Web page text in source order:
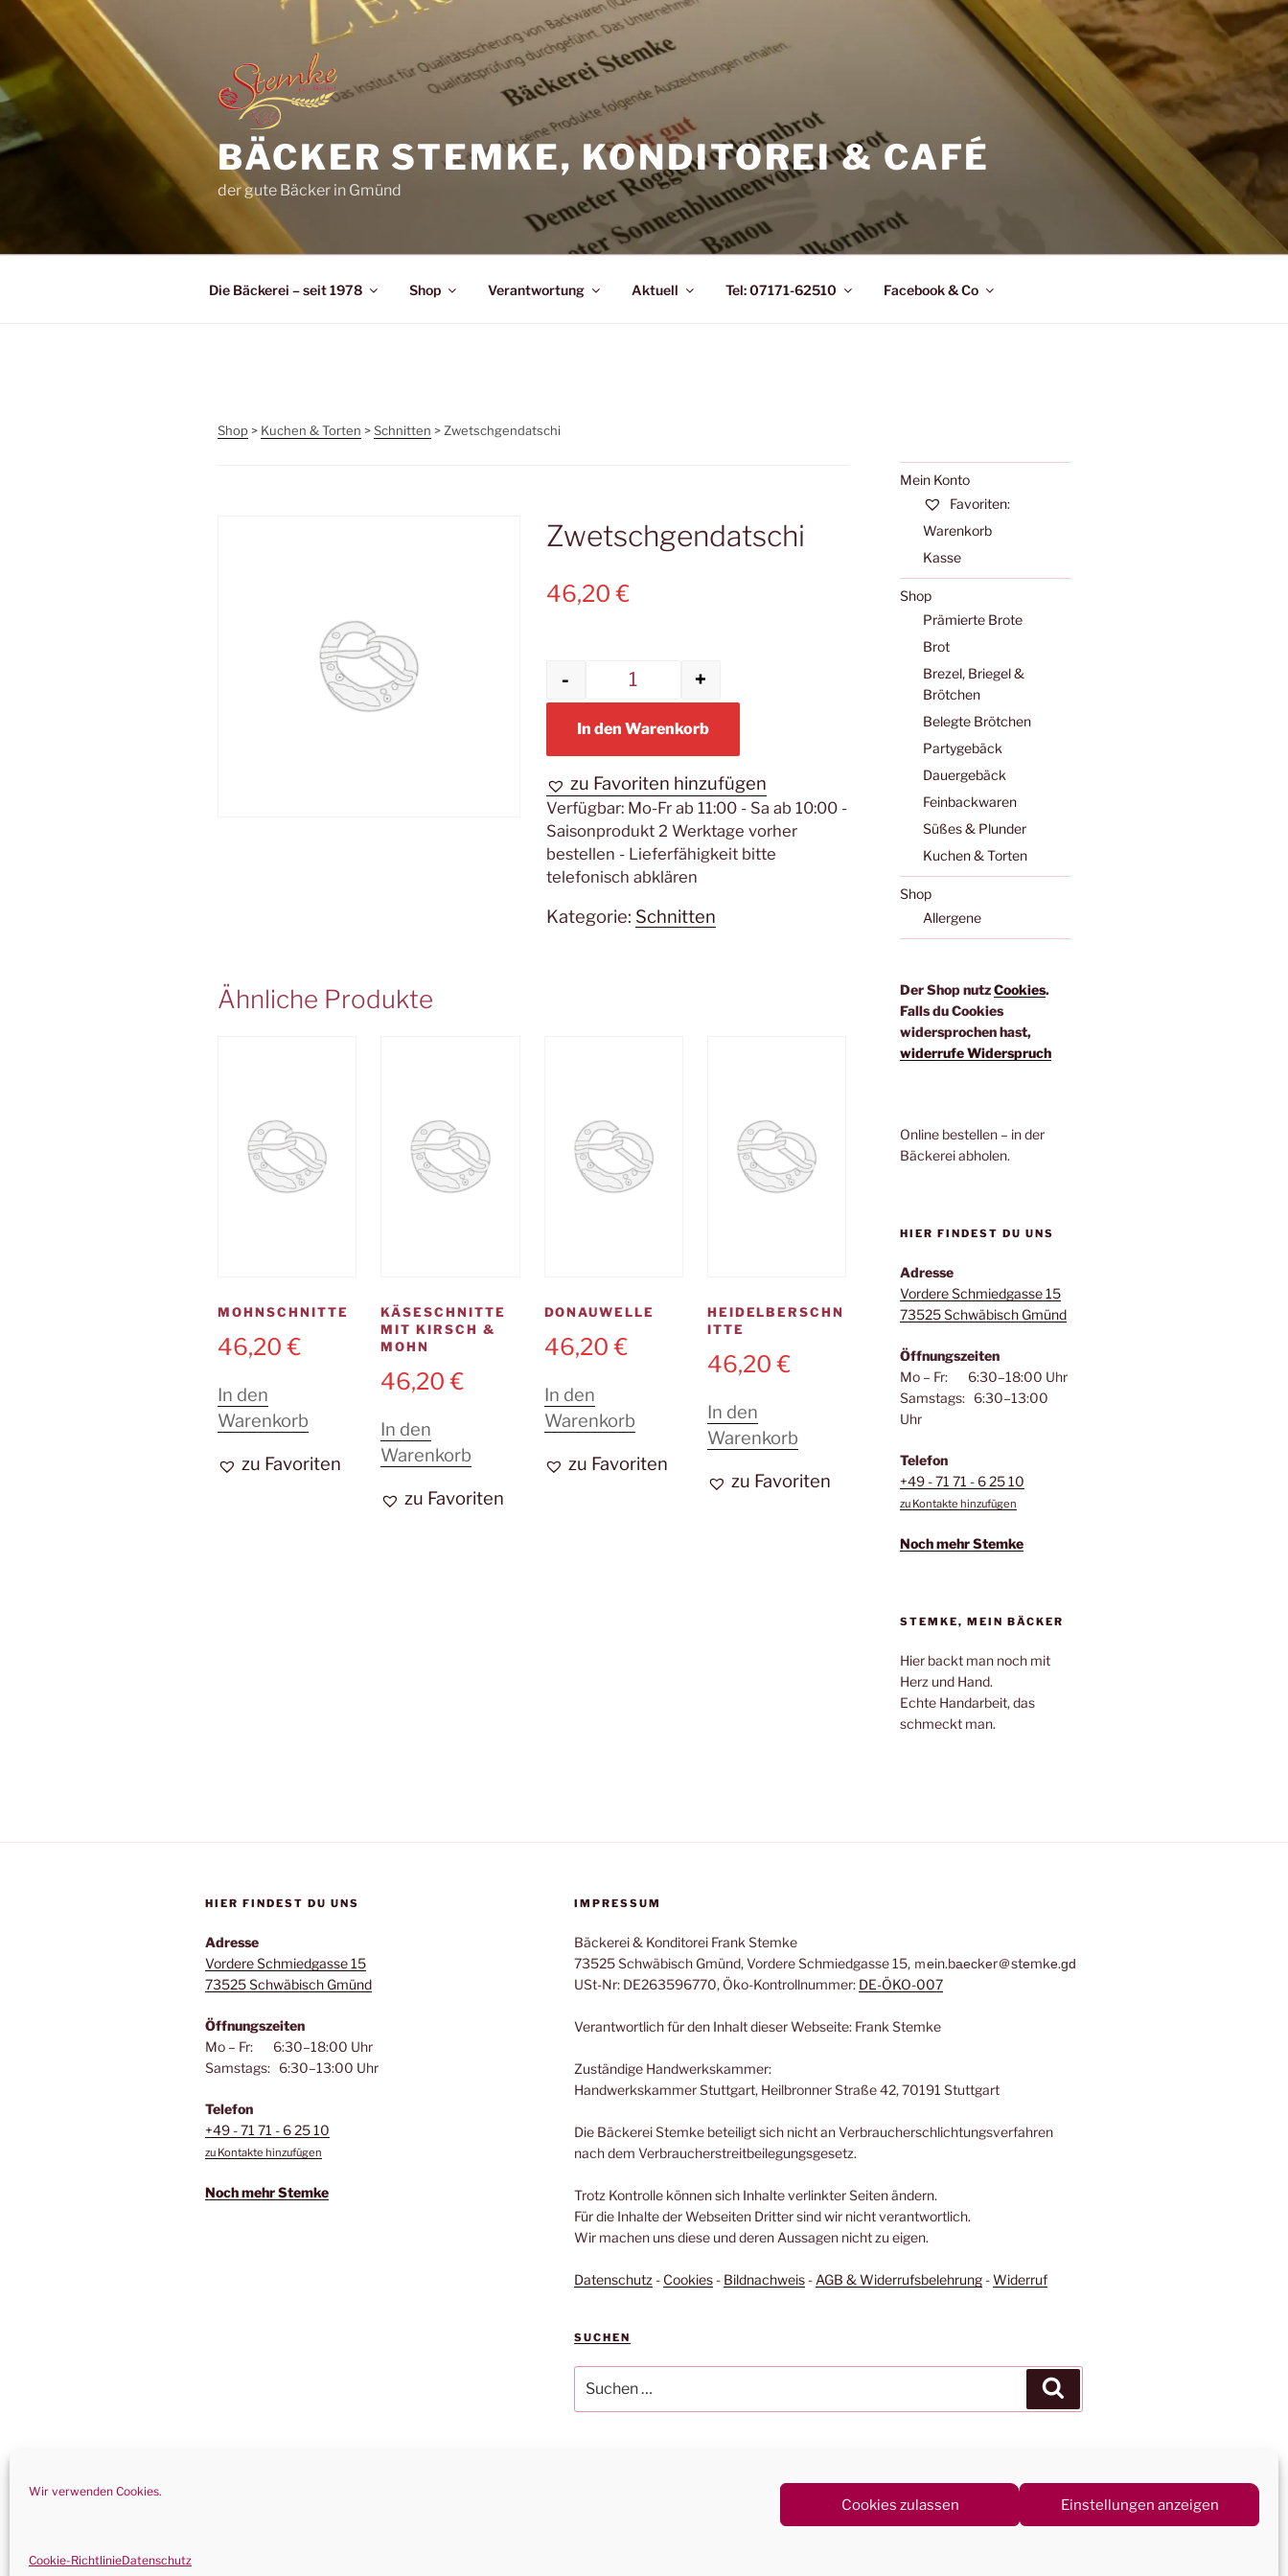
Wir verwenden Cookies.
Cookies zulassen Einstellungen anzeigen
Cookie-RichtlinieDatenschutz
Zum
springen
BÄCKER STEMKE, KONDITOREI & CAFÉ
der gute Bäcker in Gmünd
Die Bäckerei – seit 1978 Shop Verantwortung Aktuell Tel: 07171-62510 Facebook & Co
Shop > Kuchen & Torten >Schnitten > Zwetschgendatschi
Zwetschgendatschi
46,20€
Zwetschgendatschi Menge
- +
In den Warenkorb
zu Favoriten hinzufügen
Verfügbar: Mo-Fr ab 11:00 - Sa ab 10:00 -
Saisonprodukt 2 Werktage vorher
bestellen - Lieferfähigkeit bitte
telefonisch abklären
Kategorie: Schnitten
Ähnliche Produkte
MOHNSCHNITTE
46,20€
In den
Warenkorb
zu Favoriten
KÄSESCHNITTE
MIT KIRSCH &
MOHN
46,20€
In den
Warenkorb
zu Favoriten
DONAUWELLE
46,20€
In den
Warenkorb
zu Favoriten
HEIDELBERSCHN
ITTE
46,20€
In den
Warenkorb
zu Favoriten
Mein Konto
Favoriten:
Warenkorb
Kasse
Shop
Prämierte Brote
Brot
Brezel, Briegel &
Brötchen
Belegte Brötchen
Partygebäck
Dauergebäck
Feinbackwaren
Süßes & Plunder
Kuchen & Torten
Shop
Allergene
Der Shop nutzCookies.
Falls du Cookies
widersprochen hast,
widerrufe Widerspruch
Online bestellen – in der
Bäckerei abholen.
HIER FINDEST DU UNS
Adresse
Vordere Schmiedgasse 15
73525 Schwäbisch Gmünd
Öffnungszeiten
Mo – Fr: 6:30–18:00 Uhr
Samstags: 6:30–13:00
Uhr
Telefon
+49 - 71 71 - 6 25 10
zu Kontakte hinzufügen
Noch mehr Stemke
STEMKE, MEIN BÄCKER
Hier backt man noch mit
Herz und Hand.
Echte Handarbeit, das
schmeckt man.
HIER FINDEST DU UNS
Adresse
Vordere Schmiedgasse 15
73525 Schwäbisch Gmünd
Öffnungszeiten
Mo – Fr: 6:30–18:00 Uhr
Samstags: 6:30–13:00 Uhr
Telefon
+49 - 71 71 - 6 25 10
zu Kontakte hinzufügen
Noch mehr Stemke
IMPRESSUM
Bäckerei & Konditorei Frank Stemke
73525 Schwäbisch Gmünd, Vordere Schmiedgasse 15, ｍеin.bаеϲkеr＠stеmkе.ɡԁ
USt-Nr: DE263596770, Öko-Kontrollnummer: DE-ÖKO-007
Verantwortlich für den Inhalt dieser Webseite: Frank Stemke
Zuständige Handwerkskammer:
Handwerkskammer Stuttgart, Heilbronner Straße 42, 70191 Stuttgart
Die Bäckerei Stemke beteiligt sich nicht an Verbraucherschlichtungsverfahren
nach dem Verbraucherstreitbeilegungsgesetz.
Trotz Kontrolle können sich Inhalte verlinkter Seiten ändern.
Für die Inhalte der Webseiten Dritter sind wir nicht verantwortlich.
Wir machen uns diese und deren Aussagen nicht zu eigen.
Datenschutz - Cookies- Bildnachweis- AGB & Widerrufsbelehrung-Widerruf
SUCHEN
nach: